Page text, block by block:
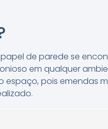
de parede se
em qualquer
pois emendas